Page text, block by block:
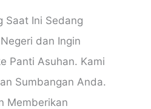
Saat Ini Sedang
dan Ingin
Panti Asuhan. Kami
Sumbangan Anda.
Memberikan